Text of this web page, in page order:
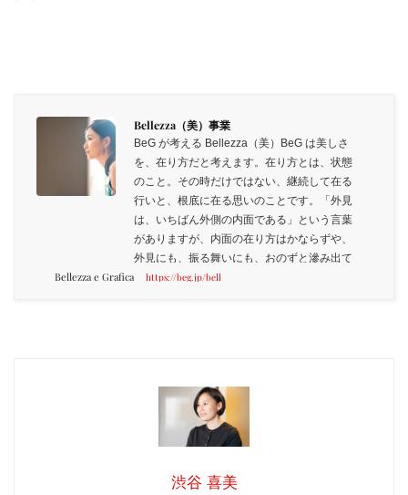
Bellezza（美）事業
BeG が考える Bellezza（美）BeG は美しさ
を、在り方だと考えます。在り方とは、状態
のこと。その時だけではない、継続して在る
行いと、根底に在る思いのことです。「外見
は、いちばん外側の内面である」という言葉
がありますが、内面の在り方はかならずや、
外見にも、振る舞いにも、おのずと滲み出て
くるものです。“生きているだけで美しい”
Bellezza e Grafica https://beg.jp/bell
渋谷 喜美